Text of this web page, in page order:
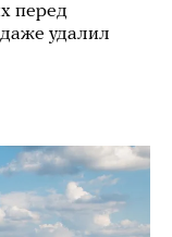
перед
удалил